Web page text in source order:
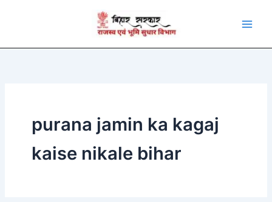
purana jamin ka kagaj
kaise nikale bihar